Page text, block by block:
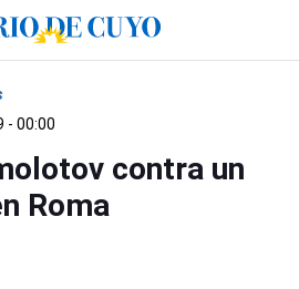
- 00:00
contra un
Roma